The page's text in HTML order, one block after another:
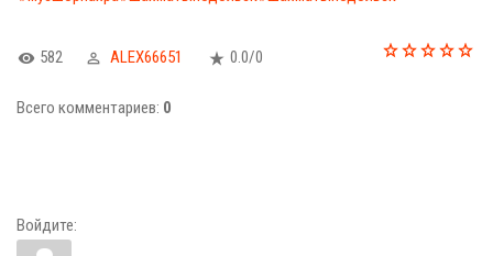
582 ALEX66651 0.0/0
Всего комментариев: 0
Войдите: